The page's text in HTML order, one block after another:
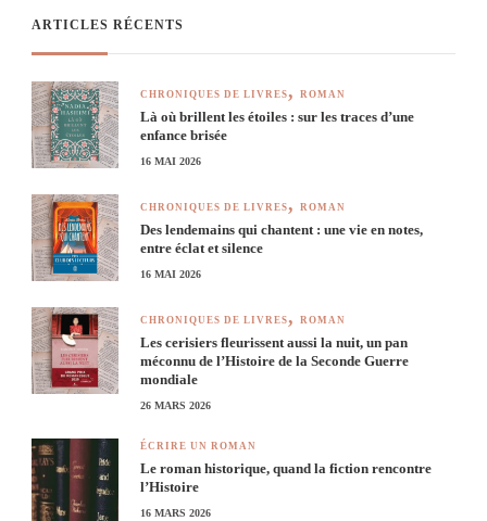
ARTICLES RÉCENTS
CHRONIQUES DE LIVRES ROMAN
Là où brillent les étoiles : sur les traces d’une
enfance brisée
16 MAI 2026
CHRONIQUES DE LIVRES ROMAN
Des lendemains qui chantent : une vie en notes,
entre éclat et silence
16 MAI 2026
CHRONIQUES DE LIVRES ROMAN
Les cerisiers fleurissent aussi la nuit, un pan
méconnu de l’Histoire de la Seconde Guerre
mondiale
26 MARS 2026
ÉCRIRE UN ROMAN
Le roman historique, quand la fiction rencontre
l’Histoire
16 MARS 2026